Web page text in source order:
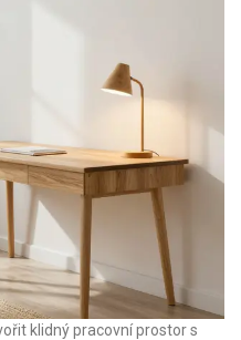
klidný pracovní prostor s